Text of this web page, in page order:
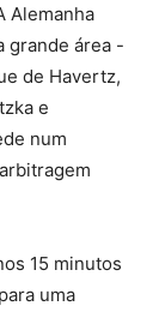
Alemanha
grande área -
de Havertz,
e
num
15 minutos
uma